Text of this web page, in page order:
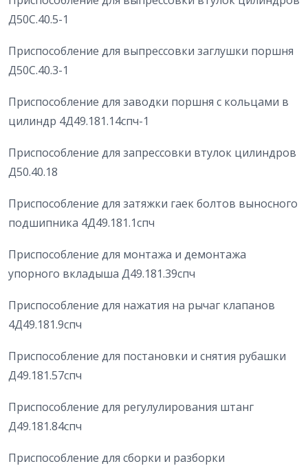
Д50С.40.5-1
Приспособление для выпрессовки заглушки поршня
Д50С.40.3-1
Приспособление для заводки поршня с кольцами в
цилиндр 4Д49.181.14спч-1
Приспособление для запрессовки втулок цилиндров
Д50.40.18
Приспособление для затяжки гаек болтов выносного
подшипника 4Д49.181.1спч
Приспособление для монтажа и демонтажа
упорного вкладыша Д49.181.39спч
Приспособление для нажатия на рычаг клапанов
4Д49.181.9спч
Приспособление для постановки и снятия рубашки
Д49.181.57спч
Приспособление для регулулирования штанг
Д49.181.84спч
Приспособление для сборки и разборки